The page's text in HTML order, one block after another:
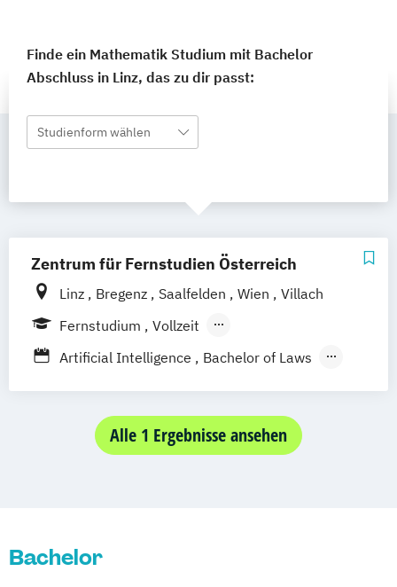
Finde ein Mathematik Studium mit Bachelor
Abschluss in Linz, das zu dir passt:
Studienform wählen
Zentrum für Fernstudien Österreich
Linz Bregenz Saalfelden Wien
Villach
Fernstudium
Vollzeit
Berufsbegleitendes Präsenzstudium
Artificial Intelligence
Bachelor of Laws
Geschichte Europas - Epochen
Umbrüche Verflechtungen Informatik
Softwareentwicklung
Alle 1 Ergebnisse ansehen
Bachelor